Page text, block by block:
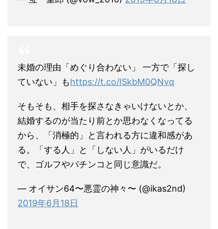
未婚の理由「めぐり合わない」 一方で「探し
ていない」もhttps://t.co/ISkbM0QNvq
そもそも、相手を探さなきゃいけないとか、
結婚するのが当たり前とか思わなくなってる
から、「消極的」と言われる方に違和感があ
る。「する人」と「しない人」がいるだけ
で、ゴルフやパチンコと同じ意識だ。
— オイサン64〜悪霊の神々〜 (@ikas2nd)
2019年6月18日